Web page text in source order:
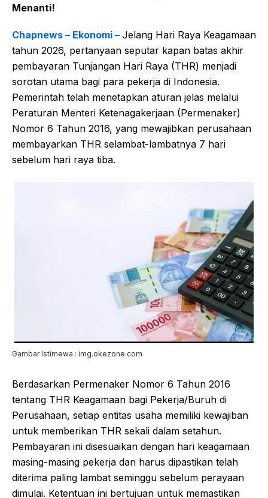
Menanti!
Chapnews – Ekonomi – Jelang Hari Raya Keagamaan
tahun 2026, pertanyaan seputar kapan batas akhir
pembayaran Tunjangan Hari Raya (THR) menjadi
sorotan utama bagi para pekerja di Indonesia.
Pemerintah telah menetapkan aturan jelas melalui
Peraturan Menteri Ketenagakerjaan (Permenaker)
Nomor 6 Tahun 2016, yang mewajibkan perusahaan
membayarkan THR selambat-lambatnya 7 hari
sebelum hari raya tiba.
Gambar Istimewa : img.okezone.com
Berdasarkan Permenaker Nomor 6 Tahun 2016
tentang THR Keagamaan bagi Pekerja/Buruh di
Perusahaan, setiap entitas usaha memiliki kewajiban
untuk memberikan THR sekali dalam setahun.
Pembayaran ini disesuaikan dengan hari keagamaan
masing-masing pekerja dan harus dipastikan telah
diterima paling lambat seminggu sebelum perayaan
dimulai. Ketentuan ini bertujuan untuk memastikan